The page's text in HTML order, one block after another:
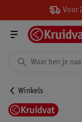
Voor
Winkels